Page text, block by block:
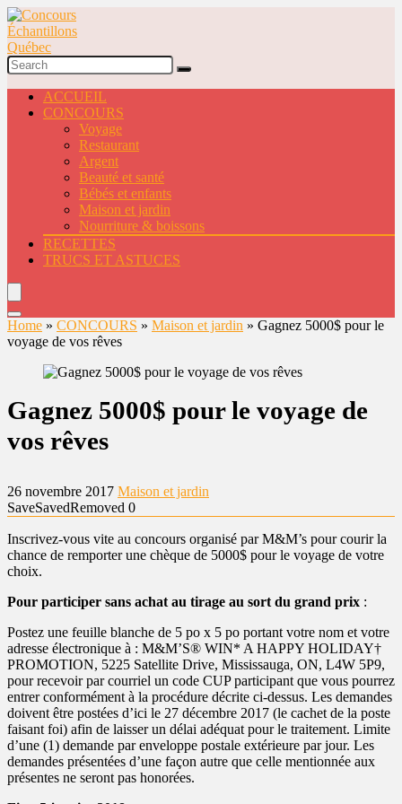
ACCUEIL
CONCOURS
Voyage
Restaurant
Argent
Beauté et santé
Bébés et enfants
Maison et jardin
Nourriture & boissons
RECETTES
TRUCS ET ASTUCES
Home » CONCOURS » Maison et jardin » Gagnez 5000$ pour le
voyage de vos rêves
Gagnez 5000$ pour le voyage de
vos rêves
26 novembre 2017 Maison et jardin
SaveSavedRemoved 0
Inscrivez-vous vite au concours organisé par M&M’s pour courir la
chance de remporter une chèque de 5000$ pour le voyage de votre
choix.
Pour participer sans achat au tirage au sort du grand prix :
Postez une feuille blanche de 5 po x 5 po portant votre nom et votre
adresse électronique à : M&M’S® WIN* A HAPPY HOLIDAY†
PROMOTION, 5225 Satellite Drive, Mississauga, ON, L4W 5P9,
pour recevoir par courriel un code CUP participant que vous pourrez
entrer conformément à la procédure décrite ci-dessus. Les demandes
doivent être postées d’ici le 27 décembre 2017 (le cachet de la poste
faisant foi) afin de laisser un délai adéquat pour le traitement. Limite
d’une (1) demande par enveloppe postale extérieure par jour. Les
demandes présentées d’une façon autre que celle mentionnée aux
présentes ne seront pas honorées.